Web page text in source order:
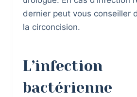
dernier peut vous conseiller
la circoncision.
L’infection
bactérienne